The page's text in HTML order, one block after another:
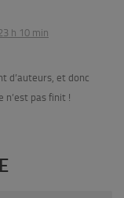
h 10 min
d’auteurs, et donc
n’est pas finit !